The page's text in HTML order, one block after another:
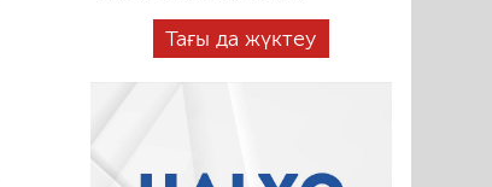
Тағы да жүктеу